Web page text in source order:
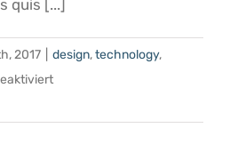
quis [...]
2017 design,technology,
für